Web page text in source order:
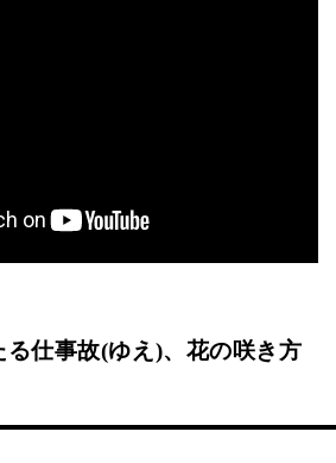
る仕事故(ゆえ)、花の咲き方